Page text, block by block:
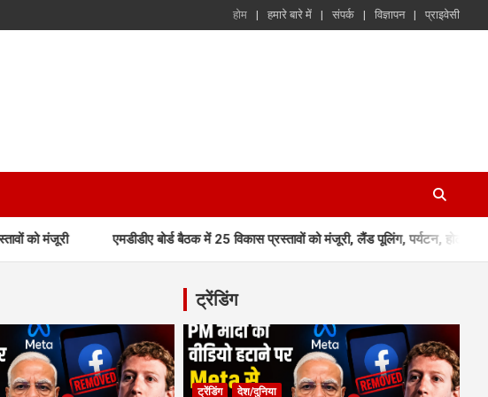
होम हमारे बारे में संपर्क विज्ञापन प्राइवेसी
एमडीडीए बोर्ड बैठक में 25 विकास प्रस्तावों को मंजूरी, लैंड पूलिंग, पर्यटन, होटल, औद्योगिक
ट्रेंडिंग
ट्रेंडिंग देश/दुनिया